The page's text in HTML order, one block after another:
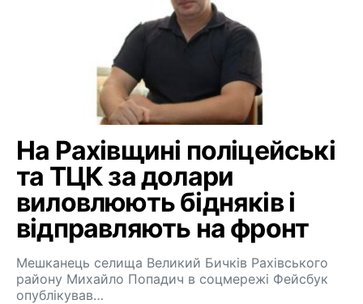
На Рахівщині поліцейські
та ТЦК за долари
виловлюють бідняків і
відправляють на фронт
Мешканець селища Великий Бичків Рахівського
району Михайло Попадич в соцмережі Фейсбук
опублікував…